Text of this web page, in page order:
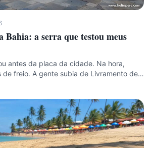
Bahia: a serra que testou meus
antes da placa da cidade. Na hora,
de freio. A gente subia de Livramento de…